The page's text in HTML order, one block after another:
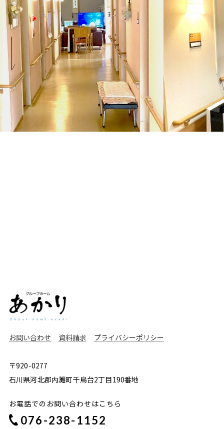
お問い合わせ 資料請求 プライバシーポリシー
〒920-0277
石川県河北郡内灘町千鳥台2丁目190番地
お電話でのお問い合わせはこちら
076-238-1152